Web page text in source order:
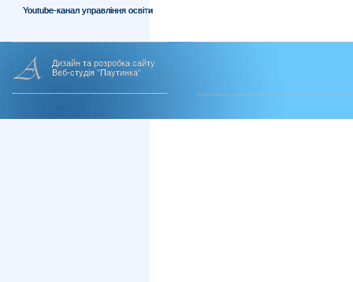
Youtube-канал управління освіти
Дизайн та розробка сайту
Веб-студія "Паутинка"